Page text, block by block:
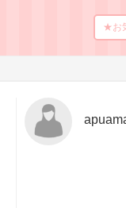
★お